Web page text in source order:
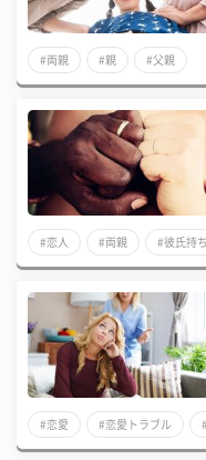
#両親 #親 #父親
#恋人 #両親 #彼氏持
#恋愛 #恋愛トラブル